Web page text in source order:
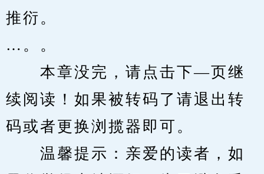
推衍。
…。。
本章没完，请点击下—页继
续阅读！如果被转码了请退出转
码或者更换浏揽器即可。
温馨提示：亲爱的读者，如